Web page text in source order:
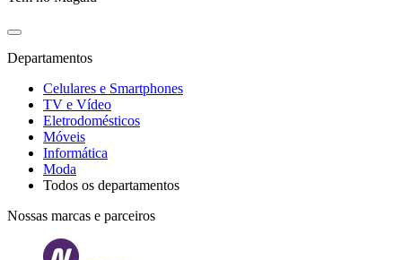
Departamentos
Celulares e Smartphones
TV e Vídeo
Eletrodomésticos
Móveis
Informática
Moda
Todos os departamentos
Nossas marcas e parceiros